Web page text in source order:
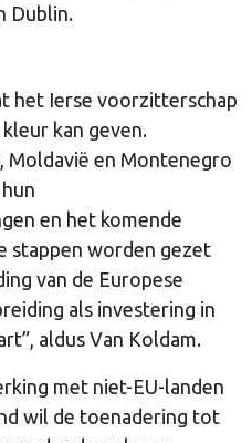
Dublin.
het Ierse voorzitterschap
kan geven.
Moldavië en Montenegro
en het komende
stappen worden gezet
van de Europese
als investering in
aldus Van Koldam.
met niet-EU-landen
wil de toenadering tot